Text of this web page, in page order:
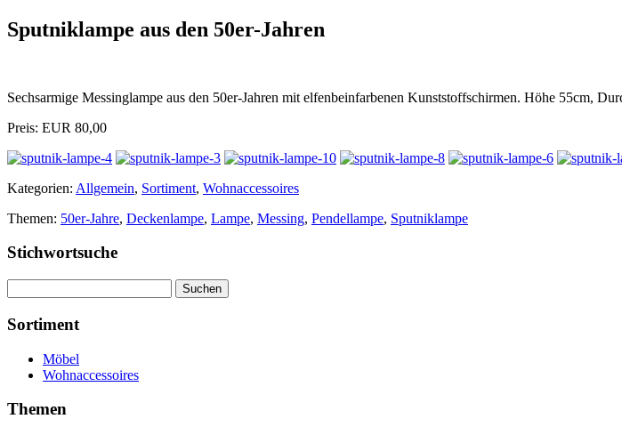
Sputniklampe aus den 50er-Jahren
Sechsarmige Messinglampe aus den 50er-Jahren mit elfenbeinfarbenen Kunststoffschirmen. Höhe 55cm,
Preis: EUR 80,00
Kategorien: Allgemein, Sortiment, Wohnaccessoires
Themen: 50er-Jahre, Deckenlampe, Lampe, Messing, Pendellampe, Sputniklampe
Stichwortsuche
nach:
Sortiment
Möbel
Wohnaccessoires
Themen